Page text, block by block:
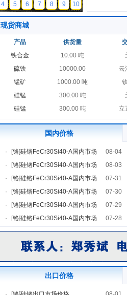
4 5 6 7 8 9 10
现货商城
产品 供货量
铁合金
10.00 吨
硫铁
10000.00 云
锰矿
1000.00 吨
硅锰
300.00 吨
硅锰
300.00 吨 立
国内价格
· [铬]硅铬FeCr30Si40-A国内市场
08-04
·
[铬]硅铬FeCr30Si40-A国内市场
08-03
·
[铬]硅铬FeCr30Si40-A国内市场
07-31
·
[铬]硅铬FeCr30Si40-A国内市场
07-30
·
[铬]硅铬FeCr30Si40-A国内市场
07-29
·
[铬]硅铬FeCr30Si40-A国内市场 07-28
出口价格